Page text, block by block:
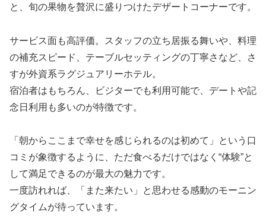
と、旬の果物を贅沢に盛りつけたデザートコーナーです。
サービス面も高評価。スタッフの立ち居振る舞いや、料理
の補充スピード、テーブルセッティングの丁寧さなど、さ
すが外資系ラグジュアリーホテル。
宿泊者はもちろん、ビジターでも利用可能で、デートや記
念日利用も多いのが特徴です。
「朝からここまで幸せを感じられるのは初めて」という口
コミが象徴するように、ただ食べるだけではなく“体験”と
して満足できるのが最大の魅力です。
一度訪れれば、「また来たい」と思わせる感動のモーニン
グタイムが待っています。